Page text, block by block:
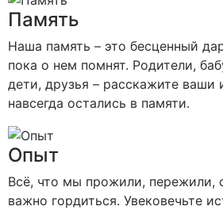
Память
Наша память – это бесценный
пока о нем помнят. Родители,
дети, друзья – расскажите ваши
навсегда остались в памяти.
Опыт
Всё, что мы прожили, пережили,
важно гордиться. Увековечьте